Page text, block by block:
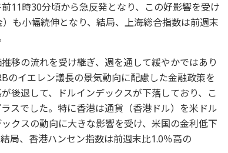
11時30分頃から急反発となり、この好影響を受け
も小幅続伸となり、結局、上海総合指数は前週末
移の流れを受け継ぎ、週を通して緩やかではあり
のイエレン議長の景気動向に配慮した金融政策を
後退して、ドルインデックスが下落しており、こ
スでした。特に香港は通貨（香港ドル）を米ドル
クスの動向に大きな影響を受け、米国の金利低下
局、香港ハンセン指数は前週末比1.0％高の